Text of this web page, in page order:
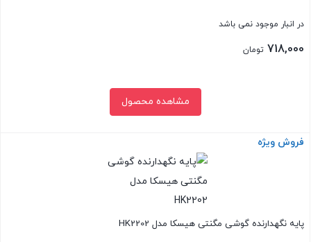
در انبار موجود نمی باشد
718,000 تومان
مشاهده محصول
بستن
فروش ویژه
پایه نگهدارنده گوشی مگنتی هیسکا مدل HK2202